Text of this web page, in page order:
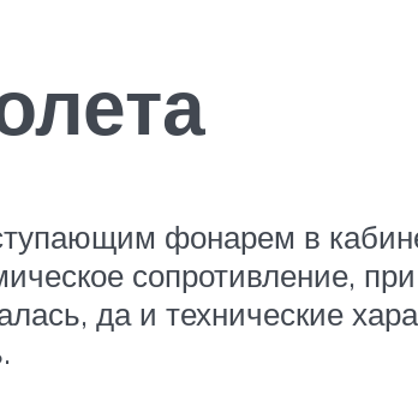
фонарем в
сопротивление,
да и технические